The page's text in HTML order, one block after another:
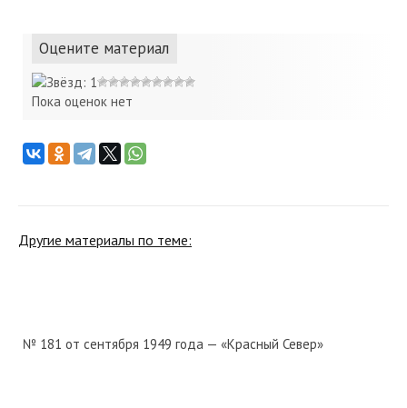
Оцените материал
Пока оценок нет
Другие материалы по теме:
№ 181 от сентября 1949 года — «Красный Север»